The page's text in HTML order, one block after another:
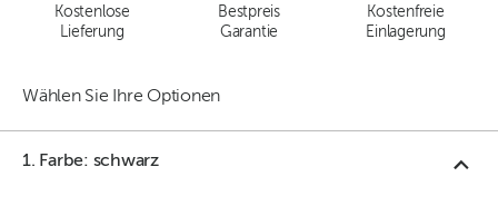
Kostenlose
Lieferung
Bestpreis
Garantie
Kostenfreie
Einlagerung
Wählen Sie Ihre Optionen
1. Farbe: schwarz